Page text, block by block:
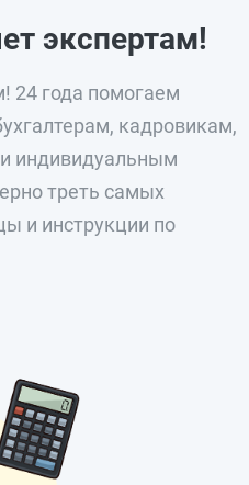
экспертам!
24 года помогаем
кадровикам,
индивидуальным
треть самых
и инструкции по